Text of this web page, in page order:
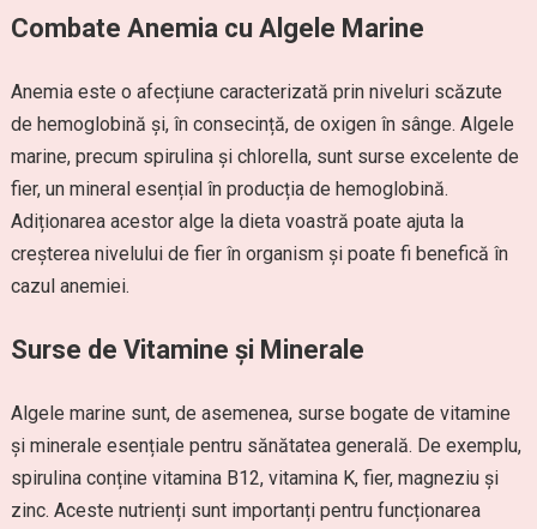
Combate Anemia cu Algele Marine
Anemia este o afecțiune caracterizată prin niveluri scăzute
de hemoglobină și, în consecință, de oxigen în sânge. Algele
marine, precum spirulina și chlorella, sunt surse excelente de
fier, un mineral esențial în producția de hemoglobină.
Adiționarea acestor alge la dieta voastră poate ajuta la
creșterea nivelului de fier în organism și poate fi benefică în
cazul anemiei.
Surse de Vitamine și Minerale
Algele marine sunt, de asemenea, surse bogate de vitamine
și minerale esențiale pentru sănătatea generală. De exemplu,
spirulina conține vitamina B12, vitamina K, fier, magneziu și
zinc. Aceste nutrienți sunt importanți pentru funcționarea